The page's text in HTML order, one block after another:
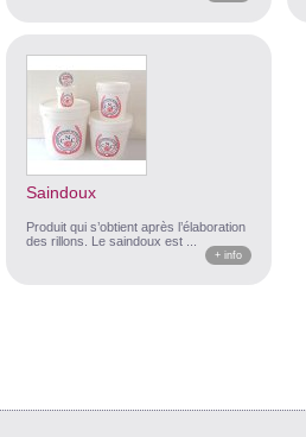
Saindoux
Produit qui s’obtient après l’élaboration
des rillons. Le saindoux est ...
+ info